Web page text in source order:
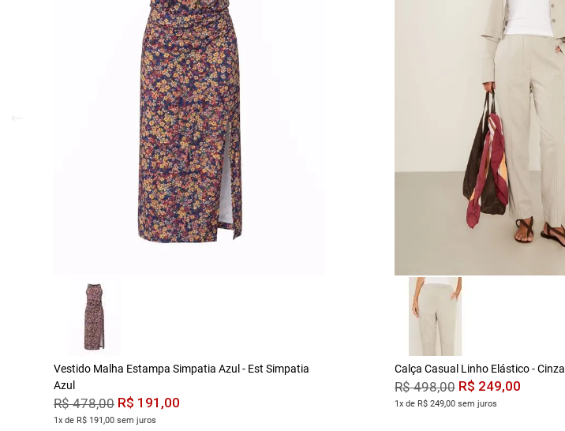
Vestido Malha Estampa Simpatia Azul - Est Simpatia
Azul
R$ 478,00 R$ 191 ,00
1x de R$ 191,00 sem juros
Calça Casual Linho Elástico - Cinza
R$ 498,00 R$ 249,00
1x de R$ 249,00 sem juros